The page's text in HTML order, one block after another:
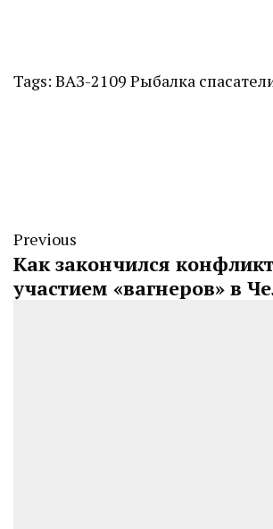
Tags: ВАЗ-2109 Рыбалка
Previous
Как закончился
участием «вагнеров» в